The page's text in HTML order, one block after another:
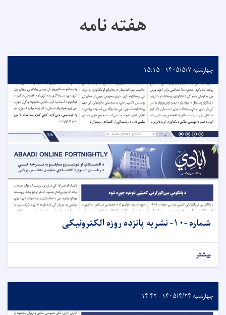
هفته نامه
چهارشنبه ۱۴۰۵/۵/۷ - ۱۵:۱۵
شماره -۱۰- نشريه پانزده روزه الکترونیکی
بیشتر
چهارشنبه ۱۴۰۵/۴/۲۴ - ۱۴:۴۲